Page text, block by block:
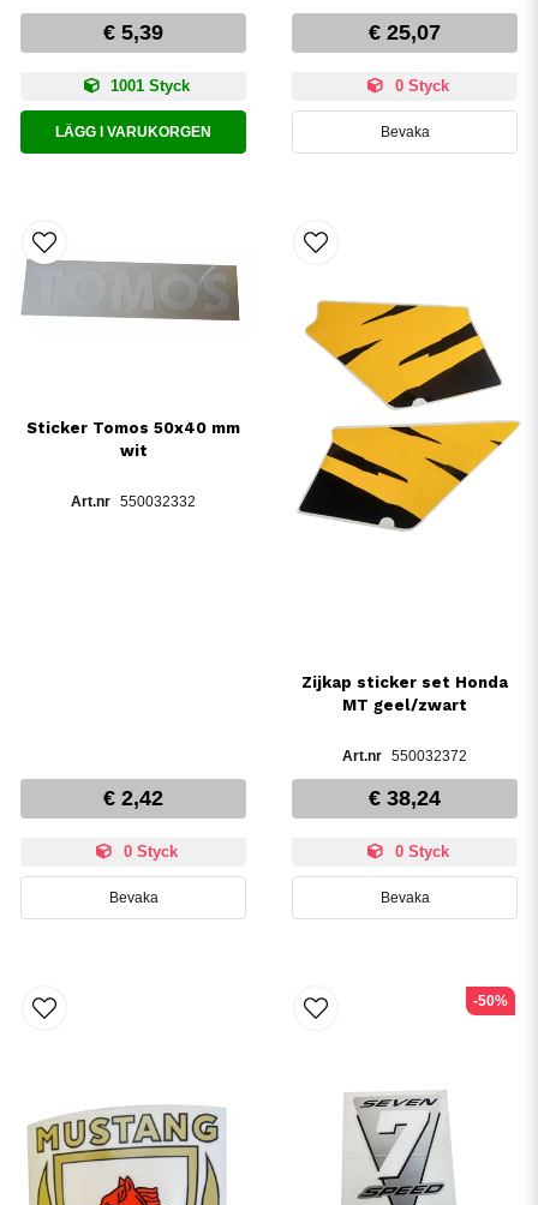
€ 5,39
1001 Styck
LÄGG I VARUKORGEN
€ 25,07
0 Styck
Bevaka
Sticker Tomos 50x40 mm
wit
550032332
€ 2,42
0 Styck
Bevaka
Zijkap sticker set Honda
MT geel/zwart
550032372
€ 38,24
0 Styck
Bevaka
-50%